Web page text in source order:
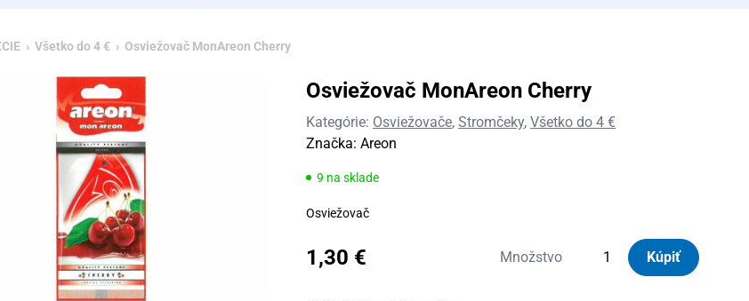
› Všetko do 4 € › Osviežovač MonAreon Cherry
Osviežovač MonAreon Cherry
Kategórie: Osviežovače, Stromčeky, Všetko do 4 €
Značka: Areon
9 na sklade
Osviežovač
1,30 € Množstvo
množstvo
Kúpiť